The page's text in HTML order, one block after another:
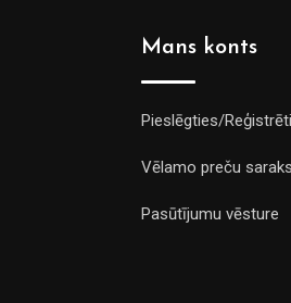
Mans konts
Pieslēgties/
Vēlamo preču
Pasūtījumu vēsture